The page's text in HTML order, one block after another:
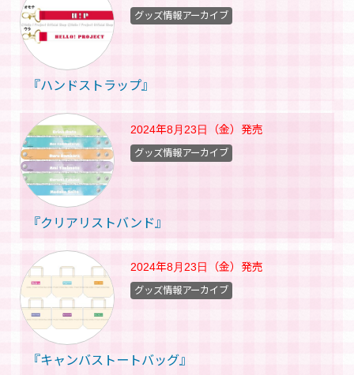
『ハンドストラップ』
グッズ情報アーカイブ
2024年8月23日（金） 発売
『クリアリストバンド』
グッズ情報アーカイブ
2024年8月23日（金） 発売
『キャンバストートバッグ』
グッズ情報アーカイブ